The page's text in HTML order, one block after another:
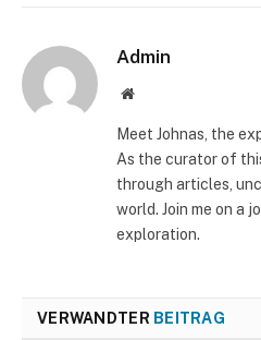
Admin
Website
Meet Johnas, the
As the curator of
through articles,
world. Join me on a
exploration.
VERWANDTER BEITRAG